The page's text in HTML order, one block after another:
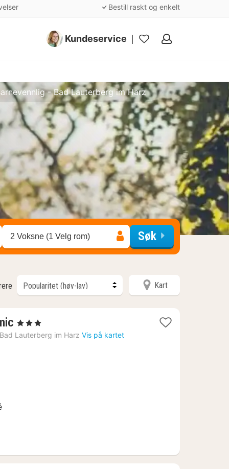
Bestill raskt og enkelt
Kundeservice
Mine
- Bad Lauterberg im Harz
2 Voksne (1 Velg rom) Søk
Kart
2
netter
, 3 Stjerner
Bad Lauterberg im Harz Vis på kartet